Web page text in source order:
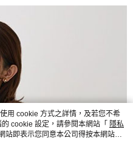
用 cookie 方式之詳情，及若您不希
cookie 設定，請參閱本網站「 隱私
站即表示您同意本公司得按本網站使